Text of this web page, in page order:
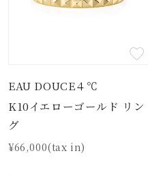
EAU DOUCE４℃
K10イエローゴールド リン
グ
¥66,000(tax in)